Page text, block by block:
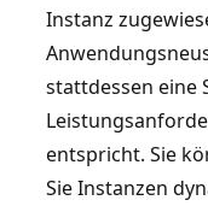
Instanz
stattdessen eine
entspricht. Sie
Sie Instanzen